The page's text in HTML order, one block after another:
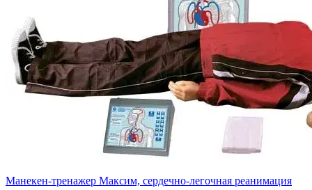
Манекен-тренажер Максим, сердечно-легочная реанимация